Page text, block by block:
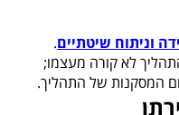
וניתוח שיטתיים.
לא קורה מעצמו;
המסקנות של התהליך.